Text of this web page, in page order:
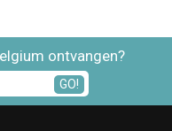
ontvangen?
GO!